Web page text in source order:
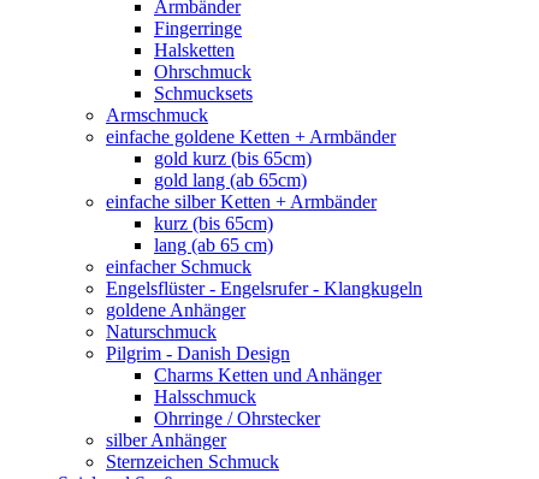
Armbänder
Fingerringe
Halsketten
Ohrschmuck
Schmucksets
Armschmuck
einfache goldene Ketten + Armbänder
gold kurz (bis 65cm)
gold lang (ab 65cm)
einfache silber Ketten + Armbänder
kurz (bis 65cm)
lang (ab 65 cm)
einfacher Schmuck
Engelsflüster - Engelsrufer - Klangkugeln
goldene Anhänger
Naturschmuck
Pilgrim - Danish Design
Charms Ketten und Anhänger
Halsschmuck
Ohrringe / Ohrstecker
silber Anhänger
Sternzeichen Schmuck